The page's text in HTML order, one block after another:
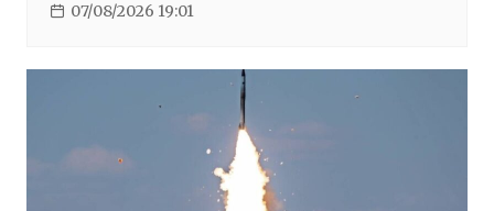
07/08/2026 19:01